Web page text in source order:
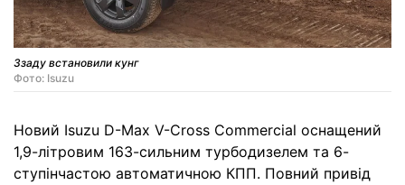
Ззаду встановили кунг
Фото: Isuzu
Новий Isuzu D-Max V-Cross Commercial оснащений
1,9-літровим 163-сильним турбодизелем та 6-
ступінчастою автоматичною КПП. Повний привід